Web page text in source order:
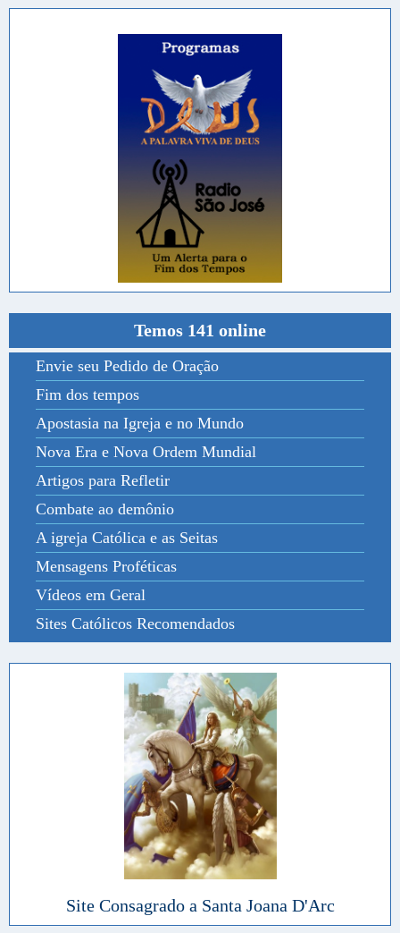
Temos 141 online
Envie seu Pedido de Oração
Fim dos tempos
Apostasia na Igreja e no Mundo
Nova Era e Nova Ordem Mundial
Artigos para Refletir
Combate ao demônio
A igreja Católica e as Seitas
Mensagens Proféticas
Vídeos em Geral
Sites Católicos Recomendados
Site Consagrado a Santa Joana D'Arc